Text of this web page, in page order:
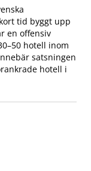
tid byggt upp
en offensiv
hotell inom
satsningen
hotell i